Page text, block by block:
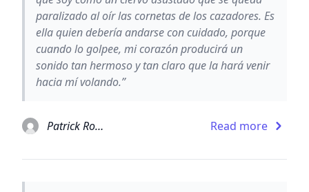
paralizado al oír las cornetas de los cazadores. Es
ella quien debería andarse con cuidado, porque
cuando lo golpee, mi corazón producirá un
sonido tan hermoso y tan claro que la hará venir
hacia mí volando.”
Patrick Rothfuss Read more